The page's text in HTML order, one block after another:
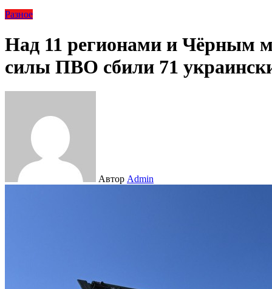
Разное
Над 11 регионами и Чёрным
силы ПВО сбили 71
Автор Admin